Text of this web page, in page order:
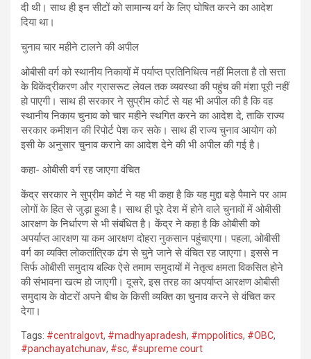
दी थी। साथ ही इन सीटों को सामान्य वर्ग के लिए घोषित करने का आदेश
दिया था।
चुनाव चार महीने टालने की अपील
ओबीसी वर्ग को स्थानीय निकायों में पर्याप्त प्रतिनिधित्व नहीं मिलता है तो सत्ता
के विकेंद्रीकरण और ग्रासरूट लेवल तक व्यवस्था की पहुंच की मंशा पूरी नहीं
हो पाएगी। साथ ही सरकार ने सुप्रीम कोर्ट से यह भी अपील की है कि वह
स्थानीय निकाय चुनाव को चार महीने स्थगित करने का आदेश दे, ताकि राज्य
सरकार कमीशन की रिपोर्ट पेश कर सके। साथ ही राज्य चुनाव आयोग को
इसी के अनुसार चुनाव कराने का आदेश देने की भी अपील की गई है।
कहा- ओबीसी वर्ग रह जाएगा वंचित
केंद्र सरकार ने सुप्रीम कोर्ट ने यह भी कहा है कि यह मुद्दा बड़े पैमाने पर आम
लोगों के हित से जुड़ा हुआ है। साथ ही पूरे देश में होने वाले चुनावों में ओबीसी
आरक्षण के निर्धारण से भी संबंधित है। केंद्र ने कहा है कि ओबीसी को
अपर्याप्त आरक्षण या कम आरक्षण दोहरा नुकसान पहुंचाएगा। पहला, ओबीसी
वर्ग का व्यक्ति लोकतांत्रिक ढंग से चुने जाने से वंचित रह जाएगा। इससे न
सिर्फ ओबीसी समुदाय बल्कि ऐसे तमाम समुदायों में नेतृत्व क्षमता विकसित होने
की संभावना खत्म हो जाएगी। दूसरे, इस तरह का अपर्याप्त आरक्षण ओबीसी
समुदाय के वोटरों अपने बीच के किसी व्यक्ति का चुनाव करने से वंचित कर
देगा।
Tags: #centralgovt, #madhyapradesh, #mppolitics, #OBC,
#panchayatchunav, #sc, #supreme court